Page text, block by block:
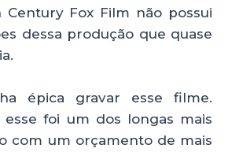
Century Fox Film não possui
dessa produção que quase
épica gravar esse filme.
esse foi um dos longas mais
com um orçamento de mais